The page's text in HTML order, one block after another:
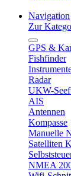
Navigation
Zur
GPS &
Fishfinder
Radar
UKW-
AIS
Antennen
Kompasse
Manuelle
Satelliten
NMEA